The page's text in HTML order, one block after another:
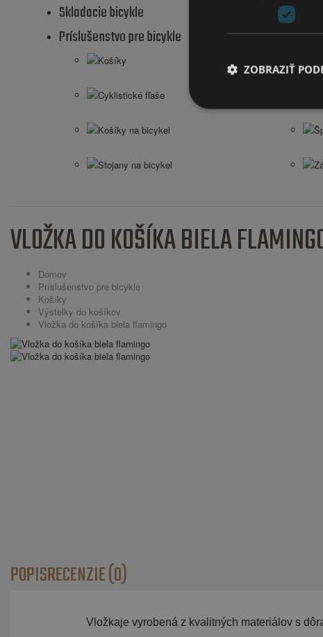
Skladacie bicykle
Príslušenstvo pre bicykle
Košíky
Cyklistické fľaše
Košíky na bicykel
Stojany na bicykel
VLOŽKA DO KOŠÍKA BIELA
Domov
Príslušenstvo pre bicykle
Košíky
Výstelky do košíkov
Vložka do košíka biela flamingo
POPISRECENZIE (0)
Vložkaje vyrobená z kvalitných materiálov s
ZOBRAZIŤ